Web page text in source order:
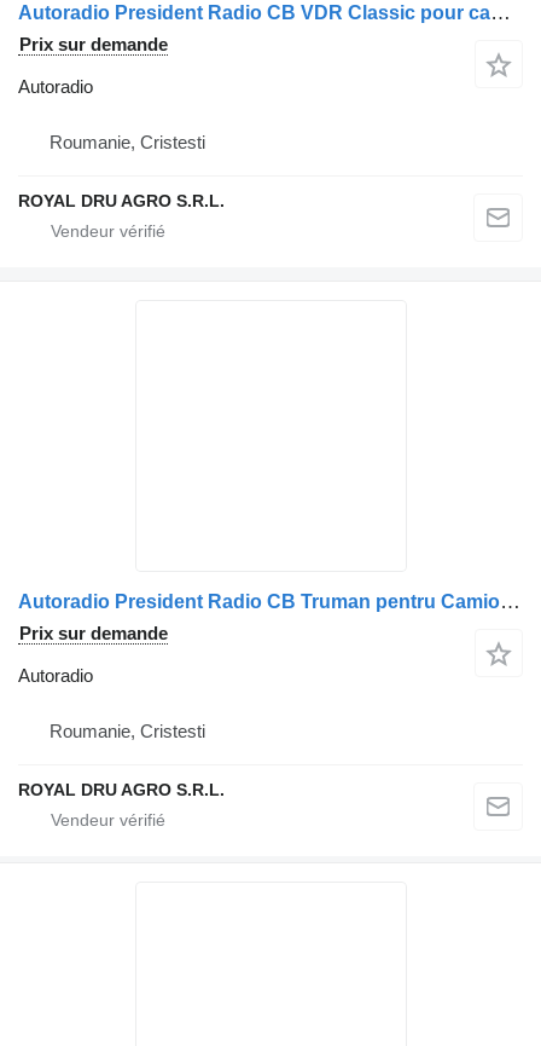
Autoradio President Radio CB VDR Classic pour camion President Clasic
Prix sur demande
Autoradio
Roumanie, Cristesti
ROYAL DRU AGRO S.R.L.
Autoradio President Radio CB Truman pentru Camioane Scania pour camion President Scania Truman 12
Prix sur demande
Autoradio
Roumanie, Cristesti
ROYAL DRU AGRO S.R.L.